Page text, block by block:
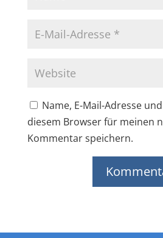
Name, E-Mail-Adresse
diesem Browser für meinen
Kommentar speichern.